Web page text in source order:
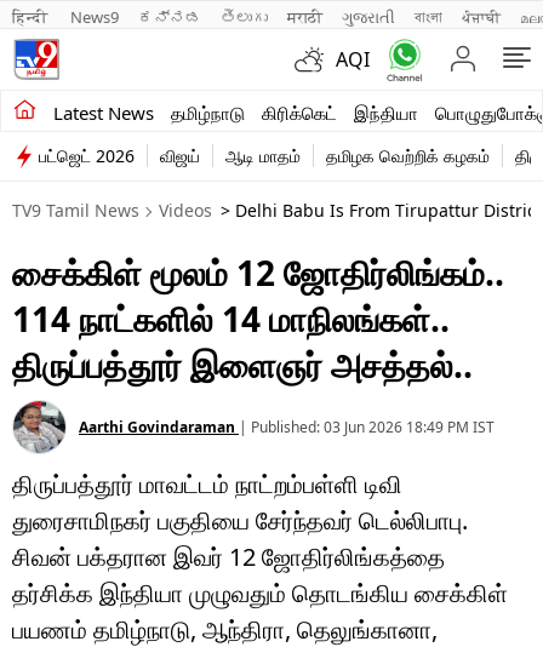
हिन्दी News9 ಕನ್ನಡ తెలుగు मराठी ગુજરાતી বাংলা ਪੰਜਾਬੀ
AQI
Latest News தமிழ்நாடு கிரிக்கெட் இந்தியா
சமீபத்திய செய்திகள்
தமிழ்நாடு
இந்தியா
உலகம்
விளையாட்டு
பொழுதுபோக்கு
லைஃப்ஸ்டைல்
வணிகம்
டெக்னாலஜி
ஆன்மீகம்
பட்ஜெட் 2026 விஜய் ஆடி மாதம் தமிழக வெற்றிக் கழகம்
TV9 Tamil News Videos > Delhi Babu Is From Tirupattur
சைக்கிள் மூலம் 12 ஜோதிர்லிங்கம்..
114 நாட்களில் 14 மாநிலங்கள்..
திருப்பத்தூர் இளைஞர் அசத்தல்..
Aarthi Govindaraman | Published:03 Jun 2026 18:49 PM IST
திருப்பத்தூர் மாவட்டம் நாட்றம்பள்ளி டிவி
துரைசாமிநகர் பகுதியை சேர்ந்தவர் டெல்லிபாபு.
சிவன் பக்தரான இவர் 12 ஜோதிர்லிங்கத்தை
தர்சிக்க இந்தியா முழுவதும் தொடங்கிய சைக்கிள்
பயணம் தமிழ்நாடு, ஆந்திரா, தெலுங்கானா,